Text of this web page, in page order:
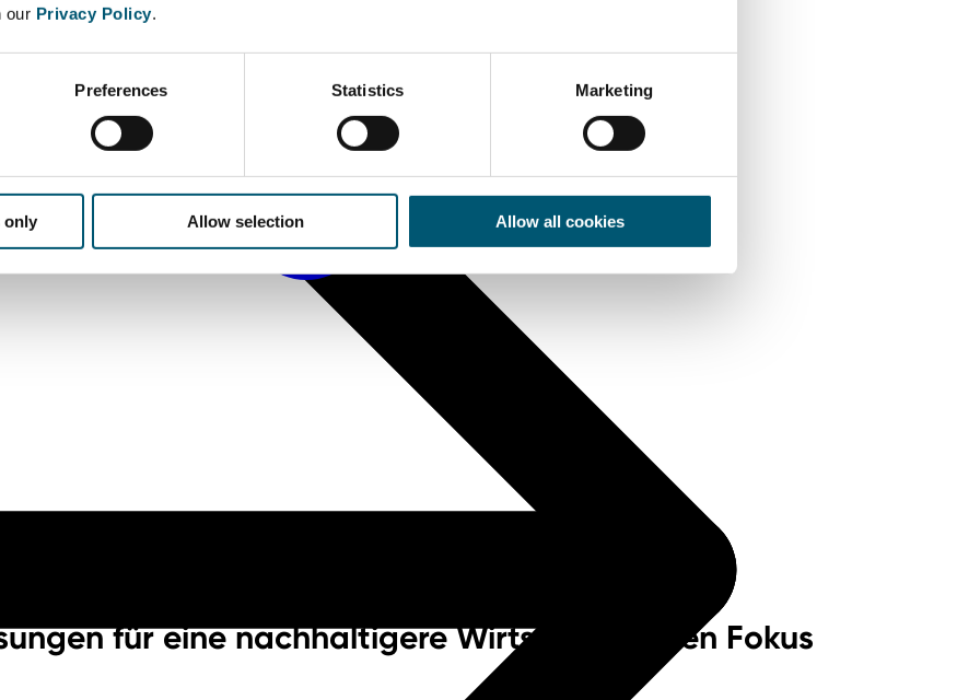
our Privacy Policy.
Preferences Statistics Marketing
only Allow selection Allow all cookies
für eine nachhaltigere Wirtschaft in den Fokus